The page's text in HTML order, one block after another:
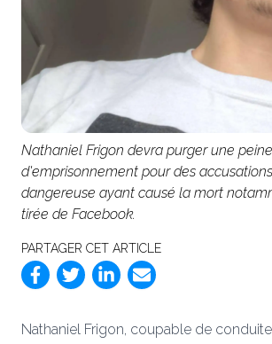
Nathaniel Frigon devra purger une
d'emprisonnement pour des
dangereuse ayant causé la mort
tirée de Facebook.
PARTAGER CET ARTICLE
Nathaniel Frigon, coupable de